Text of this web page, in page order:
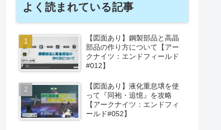
よく読まれている記事
【図面あり】鋼製部品と高晶
部品の作り方について【アー
クナイツ：エンドフィールド
#012】
【図面あり】液化重息壌を使
って『同袍・追憶』を攻略
【アークナイツ：エンドフィ
ールド#052】